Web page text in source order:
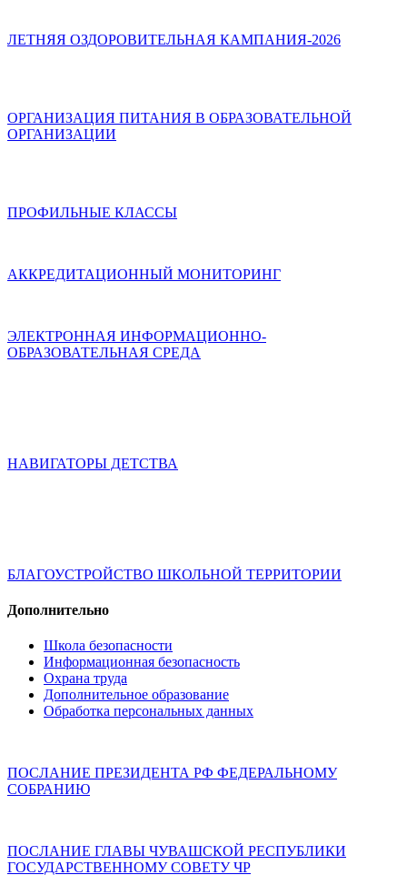
ЛЕТНЯЯ ОЗДОРОВИТЕЛЬНАЯ КАМПАНИЯ-2026
ОРГАНИЗАЦИЯ ПИТАНИЯ В ОБРАЗОВАТЕЛЬНОЙ
ОРГАНИЗАЦИИ
ПРОФИЛЬНЫЕ КЛАССЫ
АККРЕДИТАЦИОННЫЙ МОНИТОРИНГ
ЭЛЕКТРОННАЯ ИНФОРМАЦИОННО-
ОБРАЗОВАТЕЛЬНАЯ СРЕДА
НАВИГАТОРЫ ДЕТСТВА
БЛАГОУСТРОЙСТВО ШКОЛЬНОЙ ТЕРРИТОРИИ
Дополнительно
Школа безопасности
Информационная безопасность
Охрана труда
Дополнительное образование
Обработка персональных данных
ПОСЛАНИЕ ПРЕЗИДЕНТА РФ ФЕДЕРАЛЬНОМУ
СОБРАНИЮ
ПОСЛАНИЕ ГЛАВЫ ЧУВАШСКОЙ РЕСПУБЛИКИ
ГОСУДАРСТВЕННОМУ СОВЕТУ ЧР